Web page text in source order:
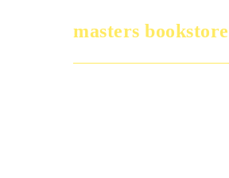
masters bookstore